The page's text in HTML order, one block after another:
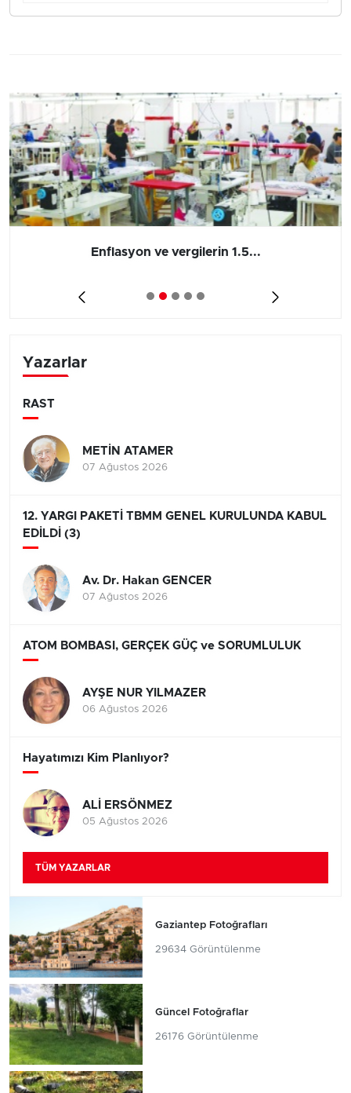
Enflasyon ve vergilerin 1.5...
Yazarlar
RAST
METİN ATAMER
07 Ağustos 2026
12. YARGI PAKETİ TBMM GENEL KURULUNDA KABUL
EDİLDİ (3)
Av. Dr. Hakan GENCER
07 Ağustos 2026
ATOM BOMBASI, GERÇEK GÜÇ ve SORUMLULUK
AYŞE NUR YILMAZER
06 Ağustos 2026
Hayatımızı Kim Planlıyor?
ALİ ERSÖNMEZ
05 Ağustos 2026
TÜM YAZARLAR
Gaziantep Fotoğrafları
29634 Görüntülenme
Güncel Fotoğraflar
26176 Görüntülenme